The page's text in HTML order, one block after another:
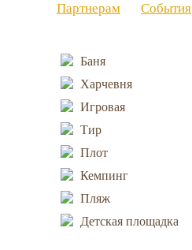
Партнерам События
Баня
Харчевня
Игровая
Тир
Плот
Кемпинг
Пляж
Детская площадка